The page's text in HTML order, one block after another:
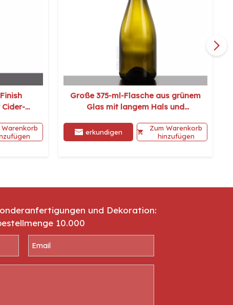
Warenkorb
Große 375-ml-Flasche aus grünem
Glas mit langem Hals und
Apfelwein
erkundigen
Zum Warenkorb
hinzufügen
und Dekoration:
10.000